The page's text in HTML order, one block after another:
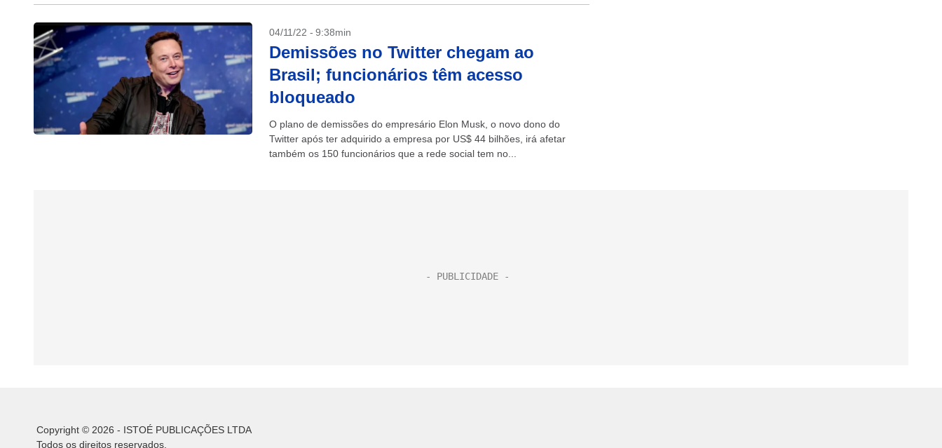
04/11/22 - 9:38min
Demissões no Twitter chegam ao
Brasil; funcionários têm acesso
bloqueado
O plano de demissões do empresário Elon Musk, o novo dono do
Twitter após ter adquirido a empresa por US$ 44 bilhões, irá afetar
também os 150 funcionários que a rede social tem no...
Copyright © 2026 - ISTOÉ PUBLICAÇÕES LTDA
Todos os direitos reservados.